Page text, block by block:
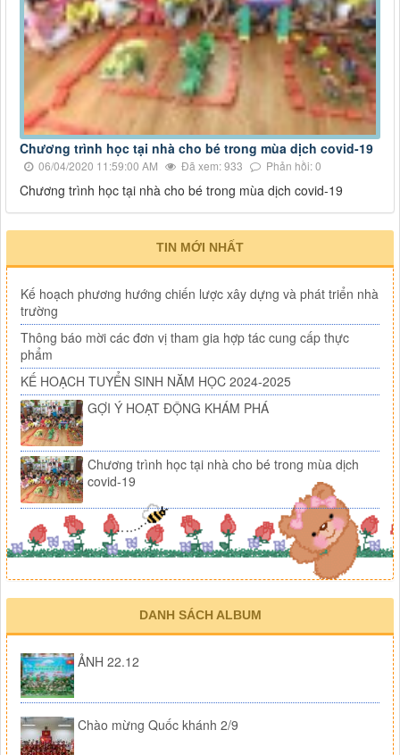
Chương trình học tại nhà cho bé trong mùa dịch covid-19
06/04/2020 11:59:00 AM Đã xem: 933 Phản hồi: 0
Chương trình học tại nhà cho bé trong mùa dịch covid-19
TIN MỚI NHẤT
Kế hoạch phương hướng chiến lược xây dựng và phát triển nhà
trường
Thông báo mời các đơn vị tham gia hợp tác cung cấp thực
phẩm
KẾ HOẠCH TUYỂN SINH NĂM HỌC 2024-2025
GỢI Ý HOẠT ĐỘNG KHÁM PHÁ
Chương trình học tại nhà cho bé trong mùa dịch
covid-19
DANH SÁCH ALBUM
ẢNH 22.12
Chào mừng Quốc khánh 2/9